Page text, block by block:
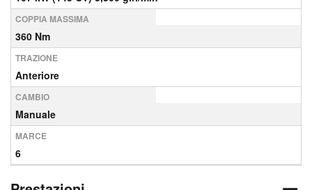
COPPIA MASSIMA
360 Nm
TRAZIONE
Anteriore
CAMBIO
Manuale
MARCE
6